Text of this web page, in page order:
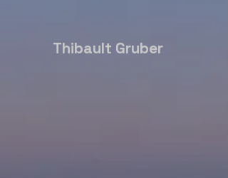
Thibault Gruber